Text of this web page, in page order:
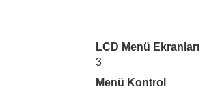
LCD Menü Ekranları
3
Menü Kontrol